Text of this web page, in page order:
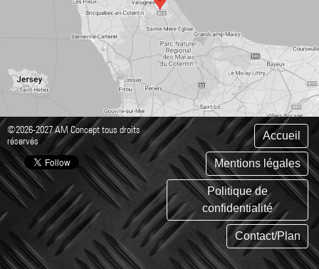
©2026-2027 AM Concept tous droits
réservés
Accueil
Mentions légales
Politique de
confidentialité
Contact/Plan